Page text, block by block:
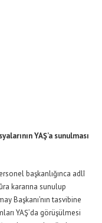
YAŞ’a sunulması
başkanlığınca adlî
kararına sunulup
Başkanı’nın tasvibine
YAŞ’da görüşülmesi